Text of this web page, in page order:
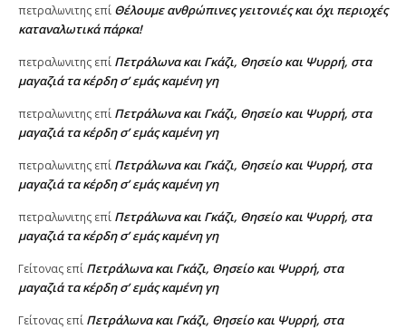
πετραλωνιτης επί Θέλουμε ανθρώπινες γειτονιές και όχι περιοχές
καταναλωτικά πάρκα!
πετραλωνιτης επί Πετράλωνα και Γκάζι, Θησείο και Ψυρρή, στα
μαγαζιά τα κέρδη σ’ εμάς καμένη γη
πετραλωνιτης επί Πετράλωνα και Γκάζι, Θησείο και Ψυρρή, στα
μαγαζιά τα κέρδη σ’ εμάς καμένη γη
πετραλωνιτης επί Πετράλωνα και Γκάζι, Θησείο και Ψυρρή, στα
μαγαζιά τα κέρδη σ’ εμάς καμένη γη
πετραλωνιτης επί Πετράλωνα και Γκάζι, Θησείο και Ψυρρή, στα
μαγαζιά τα κέρδη σ’ εμάς καμένη γη
Γείτονας επί Πετράλωνα και Γκάζι, Θησείο και Ψυρρή, στα
μαγαζιά τα κέρδη σ’ εμάς καμένη γη
Γείτονας επί Πετράλωνα και Γκάζι, Θησείο και Ψυρρή, στα